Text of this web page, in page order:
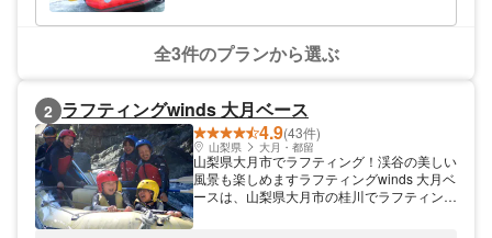
るのでおすすめです！ ファミリーはもちろ
ん、カップルや女性の方、どなたでも安心し
て楽しめます！ 撮った写真をデータでプレ
す！ ガイドは全員、ラフティングガイドラ
イセンス、水難救助やけがなどの処置のため
の救急法などの講習・トレーニングを受講
し、それらの資格を保持し、安全面も徹底し
ております。 （SRT-1、MFA、普通救命講
習Ⅰ）
全3件のプランから選ぶ
2 ラフティングwinds 大月ベース
4.9(43件)
山梨県 大月・都留
山梨県大月市でラフティング！渓谷の美しい
風景も楽しめますラフティングwinds 大月ベ
ースは、山梨県大月市の桂川でラフティング